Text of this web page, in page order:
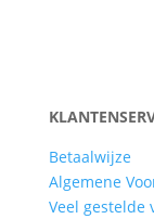
Betaalwijze
Algemene
Veel gestelde